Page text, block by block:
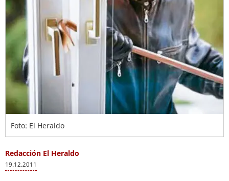
Foto: El Heraldo
Redacción El Heraldo
19.12.2011